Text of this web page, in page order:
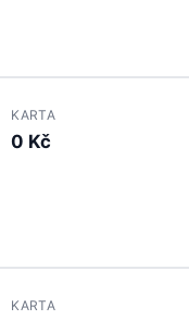
KARTA
0 Kč
KARTA